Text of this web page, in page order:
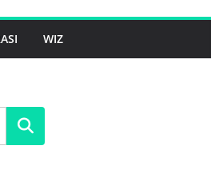
WIZ
Search